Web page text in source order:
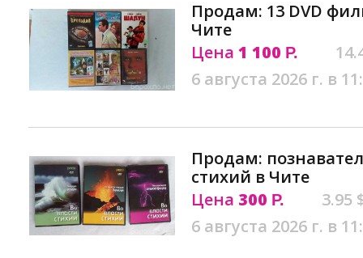
Продам: 13 DVD
Чите
Цена 1 100 Р.
6 августа 2026 г. в
Продам:
стихий в Чите
Цена 300 Р.
3.95
6 августа 2026 г. в